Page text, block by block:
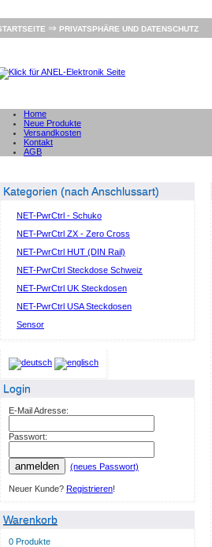
⇒ PRIVATSPHÄRE UND DATENSCHUTZ
Home
Neue Produkte
Versandkosten
Kontakt
AGB
Kategorien (nach Anschlussart)
NET-PwrCtrl - Schuko
NET-PwrCtrl ZX - Zero Cross
NET-PwrCtrl HUT (DIN Rail)
NET-PwrCtrl Steckdose Schweiz
NET-PwrCtrl UK Steckdosen
NET-PwrCtrl USA Steckdosen
Sensor
Login
E-Mail Adresse:
Passwort:
anmelden (neues Passwort)
Neuer Kunde? Registrieren!
Warenkorb
0 Produkte